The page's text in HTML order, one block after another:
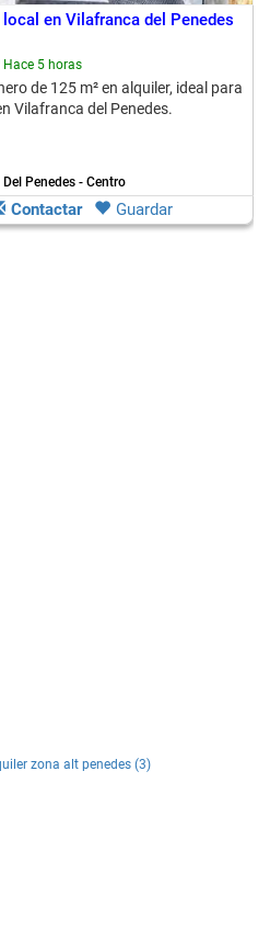
en Vilafranca del Penedes
Hace 5 horas
de 125 m² en alquiler, ideal para
Vilafranca del Penedes.
Penedes - Centro
Contactar Guardar
zona alt penedes (3)